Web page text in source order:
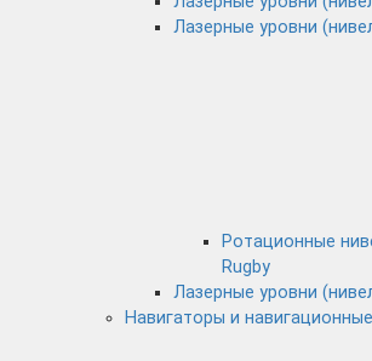
Лазерные уровни
Ротационные
Rugby
Лазерные уровни
Навигаторы и